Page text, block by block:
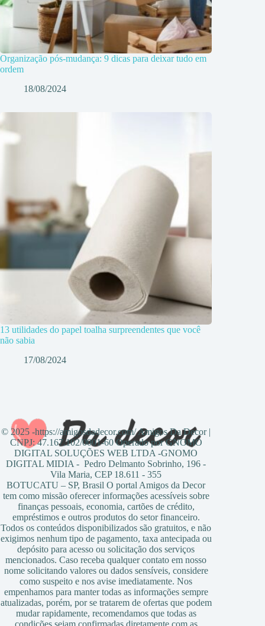
Organização pós-mudança: 9 dicas para deixar tudo em
ordem
18/08/2024
13 utilidades do papel toalha surpreendentes que você
não sabia
17/08/2024
© 2025 -https://amigosdadecor.com/ Amigos Da Decor |
CNPJ: 47.167.102/0001-60 Operado por GNOMO
DIGITAL SOLUÇÕES WEB LTDA -GNOMO
DIGITAL MIDIA - Pedro Delmanto Sobrinho, 196 -
Vila Maria, CEP 18.611 - 355
BOTUCATU – SP, Brasil O portal Amigos da Decor
tem como missão oferecer informações acessíveis sobre
finanças pessoais, economia, cartões de crédito,
empréstimos e outros produtos do setor financeiro.
Todos os conteúdos disponibilizados são gratuitos, e não
exigimos nenhum tipo de pagamento, taxa antecipada ou
depósito para acesso ou solicitação dos serviços
mencionados. Caso receba qualquer contato em nosso
nome solicitando valores ou dados sensíveis, considere
como suspeito e nos avise imediatamente. Nos
empenhamos para manter todas as informações sempre
atualizadas, porém, por se tratarem de ofertas que podem
mudar rapidamente, recomendamos que todas as